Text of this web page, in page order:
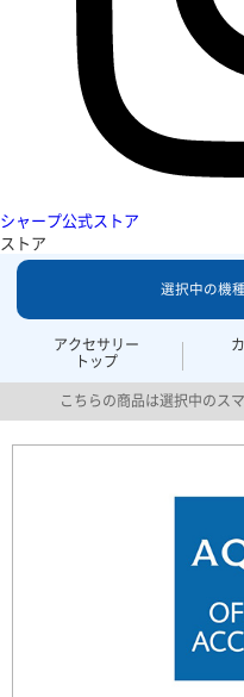
シャープ公式ストア
ストア
アクセサリー
トップ
選択中の機
こちらの商品は選択中のス